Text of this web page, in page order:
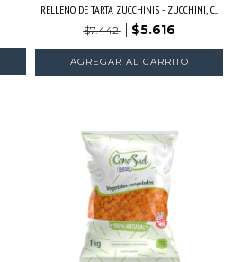
RELLENO DE TARTA ZUCCHINIS - ZUCCHINI, C...
$7.442
$5.616